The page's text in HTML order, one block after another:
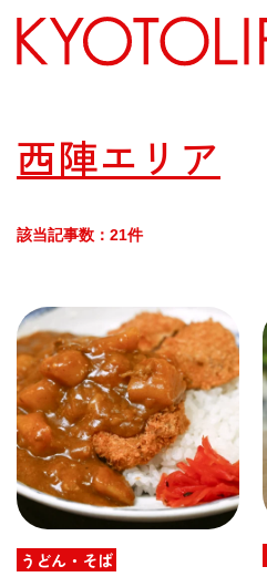
SPECIAL
NEW OPEN
SERIES
CULTURE
ABOUT US
西陣エリア
該当記事数：21件
うどん・そば